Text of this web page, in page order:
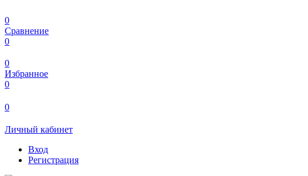
0
Сравнение
0
0
Избранное
0
0
Личный кабинет
Вход
Регистрация